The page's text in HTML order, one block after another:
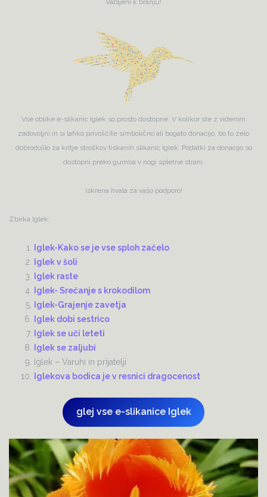
Vse oblike e-slikanic Iglek so prosto dostopne. V kolikor ste z videnim
zadovoljni in si lahko privoščite simbolično ali bogato donacijo, bo to zelo
dobrodošlo za kritje stroškov tiskanih slikanic Iglek. Podatki za donacijo so
dostopni preko gumba v nogi spletne strani.
Iskrena hvala za vašo podporo!
Zbirka Iglek:
Iglek-Kako se je vse sploh začelo
Iglek v šoli
Iglek raste
Iglek- Srečanje s krokodilom
Iglek-Grajenje zavetja
Iglek dobi sestrico
Iglek se uči leteti
Iglek se zaljubi
Iglek – Varuhi in prijatelji
Iglekova bodica je v resnici dragocenost
glej vse e-slikanice Iglek